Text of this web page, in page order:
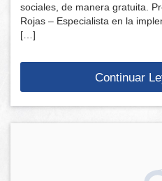
sociales, de manera gratuita.
Rojas – Especialista en la
[…]
Continuar